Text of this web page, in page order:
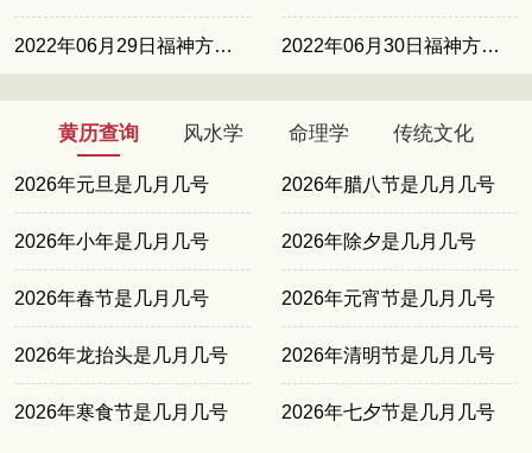
2022年06月29日福神方位东北 2022年06月30日福神方位正北
黄历查询 风水学 命理学 传统文化
2026年元旦是几月几号 2026年腊八节是几月几号
2026年小年是几月几号 2026年除夕是几月几号
2026年春节是几月几号 2026年元宵节是几月几号
2026年龙抬头是几月几号 2026年清明节是几月几号
2026年寒食节是几月几号 2026年七夕节是几月几号